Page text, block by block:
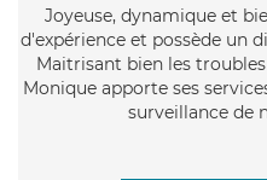
Joyeuse, dynamique et
d'expérience et possède un
Maitrisant bien les
Monique apporte ses
surveillance de